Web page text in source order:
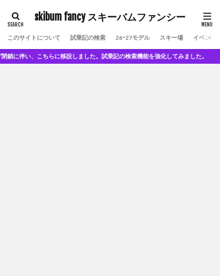
skibum fancy スキーバムファンシー
このサイトについて 試乗記の検索 26ｰ27モデル スキー場 イベント
い、こちらに移設しました。試乗記の検索機能を強化してみました。